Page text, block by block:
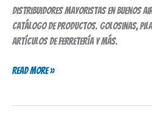
Distribuidores mayoristas en Buenos
catálogo de productos. Golosinas,
artículos de ferretería y más.
Aires
Read More »